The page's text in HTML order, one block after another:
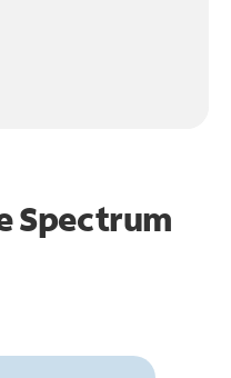
Spectrum